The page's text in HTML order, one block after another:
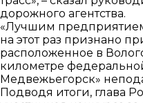
дорожного агентства.
«Лучшим
на этот раз признано
расположенное в
километре
Медвежьегорск»
Подводя итоги, глава